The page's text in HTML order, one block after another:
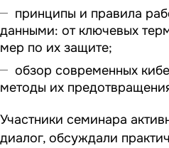
принципы и правила
данными: от ключевых
мер по их защите;
обзор современных
методы их
Участники семинара
диалог, обсуждали